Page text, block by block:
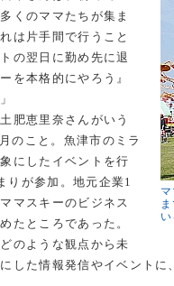
くのママたちが集ま
は片手間で行うこと
の翌日に勤め先に退
を本格的にやろう』
肥恵里奈さんがいう
のこと。魚津市のミラ
にしたイベントを行
りが参加。地元企業1
マスキーのビジネス
たところであった。
のような観点から未
した情報発信やイベントに